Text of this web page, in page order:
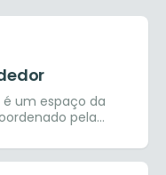
um espaço da
pela
e Serviços,